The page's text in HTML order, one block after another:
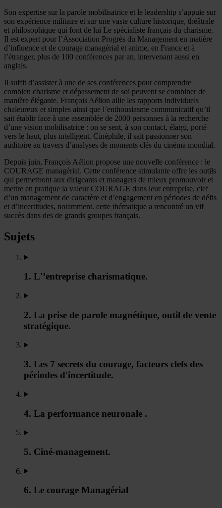
Son expertise sur la parole mobilisatrice et le leadership s’appuie sur
son expérience militaire et sur une vaste culture historique, théâtrale
et philosophique qui font de lui Le spécialiste français du charisme.
Il est expert pour l’Association Progrès du Management en matière
d’influence et de courage managérial et anime, en France et à
l’étranger, plus de 100 conférences par an, intervenant aussi en
anglais.
Il suffit d’assister à une de ses conférences pour comprendre
combien charisme et dépassement de soi peuvent se combiner de
manière élégante. François Aélion allie les rapports individuels
chaleureux et simples ainsi que l’enthousiasme communicatif qu’il
sait établir face à une assemblée de 2000 personnes à la recherche
d’une vision mobilisatrice : on se sent, à son contact, élargi, porté
vers le haut, plus intelligent. Cinéphile, il sait passionner son
auditoire au travers d’analyses de moments clés du cinéma mondial.
Depuis juin, François Aélion propose une nouvelle conférence : le
COURAGE managérial. Cette conférence stimulante offre les outils
qui permettront aux dirigeants et managers de mieux promouvoir et
mettre en pratique la valeur COURAGE dans leur entreprise, clef
d’un management de caractère et d’engagement en périodes de défis
et d’incertitudes, notamment. cette thématique a rencontré un vif
succès dans des de grands groupes français.
Sujets
1. L'’entreprise charismatique.
2. La prise de parole magnétique, outil de vente
stratégique.
3. Les 7 secrets du courage, facteurs clefs des
périodes d'incertitude.
4. La performance neuronale .
5. Ciné-management.
6. Le courage Managérial